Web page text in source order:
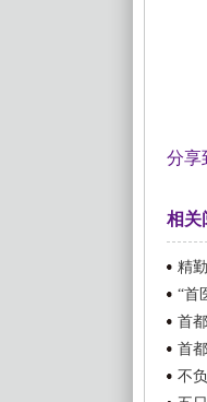
分享
相关
精
“首
首
首
不